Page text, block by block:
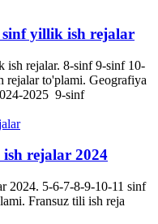
sinf yillik ish rejalar
ish rejalar. 8-sinf 9-sinf 10-
rejalar to'plami. Geografiya
2025 9-sinf
rejalar 2024
2024. 5-6-7-8-9-10-11 sinf
Fransuz tili ish reja